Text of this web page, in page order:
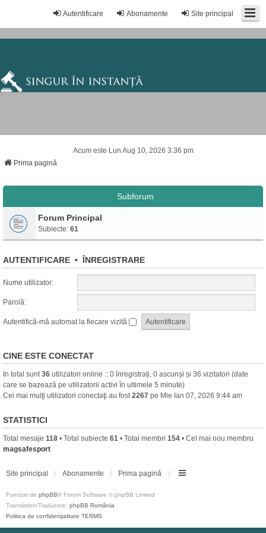
Site principal
Abonamente
Autentificare
Acum este Lun Aug 10, 2026 3:36 pm
Prima pagină
Subforum
Forum Principal
Subiecte: 61
AUTENTIFICARE • ÎNREGISTRARE
Nume utilizator:
Parolă:
Autentifică-mă automat la fiecare vizită
CINE ESTE CONECTAT
In total sunt36 utilizatori online :: 0 înregistrați, 0 ascunși și 36 vizitatori (date
care se bazează pe utilizatorii activi în ultimele 5 minute)
Cei mai mulţi utilizatori conectaţi au fost2267 pe Mie Ian 07, 2026 9:44 am
STATISTICI
Total mesaje 118 • Total subiecte 61 • Total membri 154 • Cel mai nou membru
magsafesport
Site principal Abonamente Prima pagină
Furnizat de phpBB® Forum Software © phpBB Limited
Translation/Traducere: phpBB România
Politica de confidenţialitate TERMS